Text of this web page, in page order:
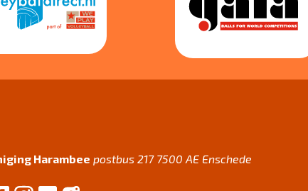
Harambee postbus 217 7500 AE Enschede